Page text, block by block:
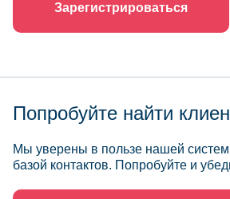
Зарегистрироваться
Попробуйте найти
Мы уверены в пользе нашей
базой контактов. Попробуйте и